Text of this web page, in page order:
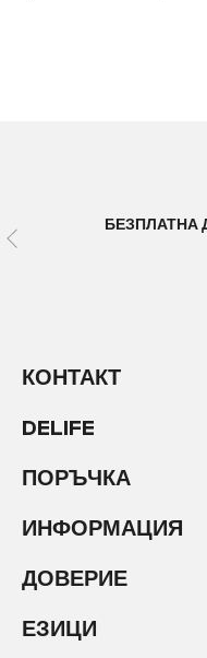
БЕЗПЛАТНА
КОНТАКТ
DELIFE
ПОРЪЧКА
ИНФОРМАЦИЯ
ДОВЕРИЕ
ЕЗИЦИ